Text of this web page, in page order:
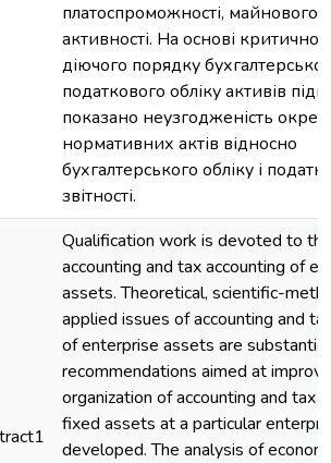
платоспроможності, майнового
активності. На основі
діючого порядку
податкового обліку активів
показано неузгодженість
нормативних актів відносно
бухгалтерського обліку і
звітності.
Qualification work is devoted to
accounting and tax accounting of
assets. Theoretical, scientific-
applied issues of accounting and
of enterprise assets are
recommendations aimed at
organization of accounting and tax
fixed assets at a particular
developed. The analysis of